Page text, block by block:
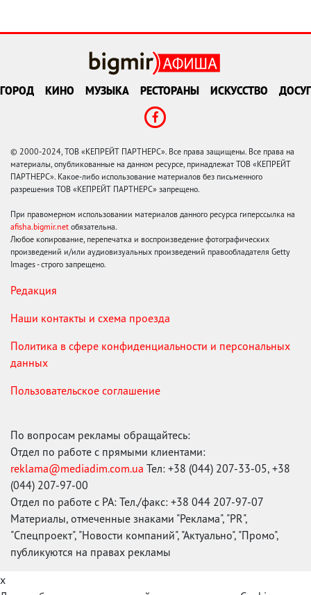
ГОРОД КИНО МУЗЫКА РЕСТОРАНЫ ИСКУССТВО ДОСУГ
© 2000-2024, ТОВ «КЕПРЕЙТ ПАРТНЕРС». Все права защищены. Все права на
материалы, опубликованные на данном ресурсе, принадлежат ТОВ «КЕПРЕЙТ
ПАРТНЕРС». Какое-либо использование материалов без письменного
разрешения ТОВ «КЕПРЕЙТ ПАРТНЕРС» запрещено.
При правомерном использовании материалов данного ресурса гиперссылка на
afisha.bigmir.net обязательна.
Любое копирование, перепечатка и воспроизведение фотографических
произведений и/или аудиовизуальных произведений правообладателя Getty
Images - строго запрещено.
Редакция
Наши контакты и схема проезда
Политика в сфере конфиденциальности и персональных
данных
Пользовательское соглашение
По вопросам рекламы обращайтесь:
Отдел по работе с прямыми клиентами:
reklama@mediadim.com.ua Тел: +38 (044) 207-33-05, +38
(044) 207-97-00
Отдел по работе с РА: Тел./факс: +38 044 207-97-07
Материалы, отмеченные знаками "Реклама", "PR",
"Спецпроект", "Новости компаний", "Актуально", "Промо",
публикуются на правах рекламы
x